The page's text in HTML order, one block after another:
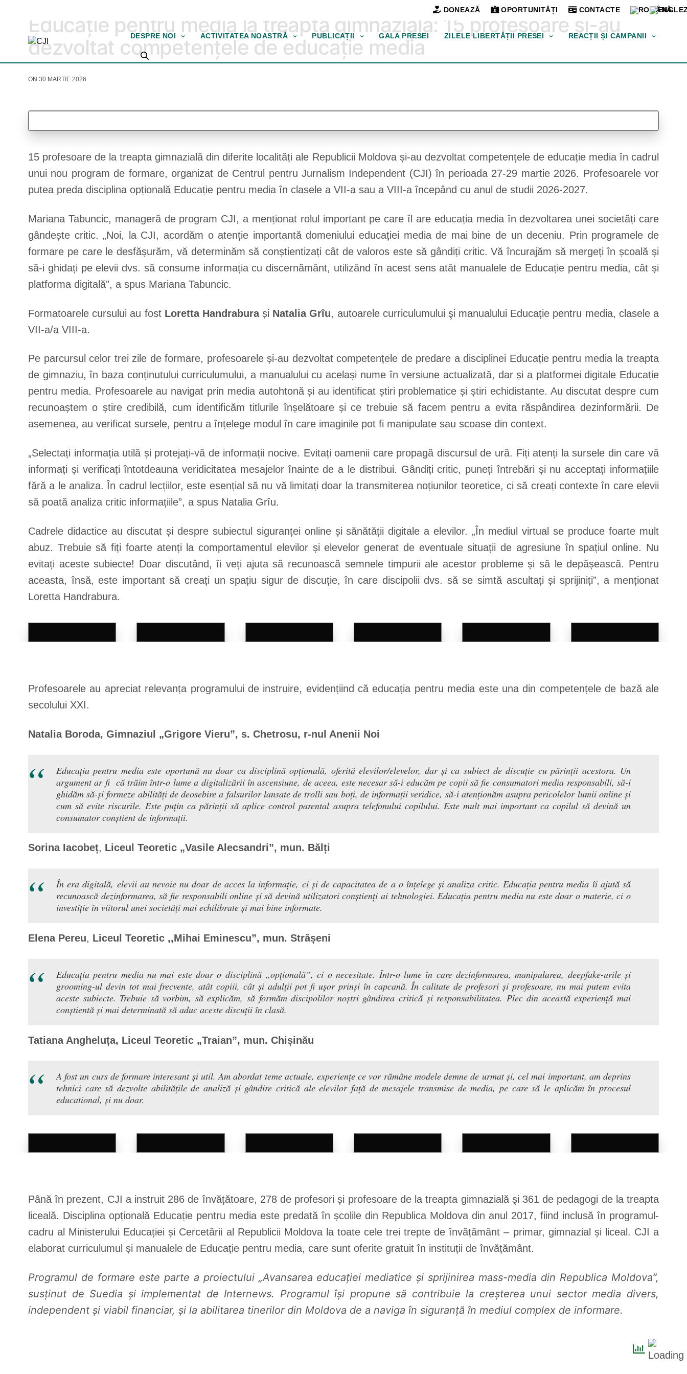
DONEAZĂ OPORTUNITĂȚI CONTACTE
DESPRE NOI ACTIVITATEA NOASTRĂ PUBLICAȚII GALA PRESEI ZILELE LIBERTĂȚII PRESEI REACȚII ȘI CAMPANII
Educație pentru media la treapta gimnazială: 15 profesoare și-au
dezvoltat competențele de educație media
ON 30 MARTIE 2026
15 profesoare de la treapta gimnazială din diferite localități ale Republicii Moldova și-au dezvoltat competențele de educație media în cadrul
unui nou program de formare, organizat de Centrul pentru Jurnalism Independent (CJI) în perioada 27-29 martie 2026. Profesoarele vor
putea preda disciplina opțională Educație pentru media în clasele a VII-a sau a VIII-a începând cu anul de studii 2026-2027.
Mariana Tabuncic, manageră de program CJI, a menționat rolul important pe care îl are educația media în dezvoltarea unei societăți care
gândește critic. „Noi, la CJI, acordăm o atenție importantă domeniului educației media de mai bine de un deceniu. Prin programele de
formare pe care le desfășurăm, vă determinăm să conștientizați cât de valoros este să gândiți critic. Vă încurajăm să mergeți în școală și
să-i ghidați pe elevii dvs. să consume informația cu discernământ, utilizând în acest sens atât manualele de Educație pentru media, cât și
platforma digitală”, a spus Mariana Tabuncic.
Formatoarele cursului au fost Loretta Handraburași Natalia Grîu, autoarele curriculumului şi manualului Educație pentru media, clasele a
VII-a/a VIII-a.
Pe parcursul celor trei zile de formare, profesoarele și-au dezvoltat competențele de predare a disciplinei Educație pentru media la treapta
de gimnaziu, în baza conținutului curriculumului, a manualului cu același nume în versiune actualizată, dar și a platformei digitale Educație
pentru media. Profesoarele au navigat prin media autohtonă și au identificat știri problematice și știri echidistante. Au discutat despre cum
recunoaștem o știre credibilă, cum identificăm titlurile înșelătoare și ce trebuie să facem pentru a evita răspândirea dezinformării. De
asemenea, au verificat sursele, pentru a înțelege modul în care imaginile pot fi manipulate sau scoase din context.
„Selectați informația utilă și protejați-vă de informații nocive. Evitați oamenii care propagă discursul de ură. Fiți atenți la sursele din care vă
informați și verificați întotdeauna veridicitatea mesajelor înainte de a le distribui. Gândiți critic, puneți întrebări și nu acceptați informațiile
fără a le analiza. În cadrul lecțiilor, este esențial să nu vă limitați doar la transmiterea noțiunilor teoretice, ci să creați contexte în care elevii
să poată analiza critic informațiile”, a spus Natalia Grîu.
Cadrele didactice au discutat și despre subiectul siguranței online și sănătății digitale a elevilor. „În mediul virtual se produce foarte mult
abuz. Trebuie să fiți foarte atenți la comportamentul elevilor și elevelor generat de eventuale situații de agresiune în spațiul online. Nu
evitați aceste subiecte! Doar discutând, îi veți ajuta să recunoască semnele timpurii ale acestor probleme și să le depășească. Pentru
aceasta, însă, este important să creați un spațiu sigur de discuție, în care discipolii dvs. să se simtă ascultați și sprijiniți”, a menționat
Loretta Handrabura.
Profesoarele au apreciat relevanța programului de instruire, evidențiind că educația pentru media este una din competențele de bază ale
secolului XXI.
Natalia Boroda,Gimnaziul „Grigore Vieru”, s. Chetrosu, r-nul Anenii Noi
Educația pentru media este oportună nu doar ca disciplină opțională, oferită elevilor/elevelor, dar și ca subiect de discuție cu părinții acestora. Un
argument ar fi că trăim într-o lume a digitalizării în ascensiune, de aceea, este necesar să-i educăm pe copii să fie consumatori media responsabili, să-i
ghidăm să-și formeze abilități de deosebire a falsurilor lansate de trolli sau boți, de informații veridice, să-i atenționăm asupra pericolelor lumii online și
cum să evite riscurile. Este puțin ca părinții să aplice control parental asupra telefonului copilului. Este mult mai important ca copilul să devină un
consumator conștient de informații.
Sorina Iacobeț, Liceul Teoretic „Vasile Alecsandri”, mun. Bălți
În era digitală, elevii au nevoie nu doar de acces la informație, ci și de capacitatea de a o înțelege și analiza critic. Educația pentru media îi ajută să
recunoască dezinformarea, să fie responsabili online și să devină utilizatori conștienți ai tehnologiei. Educația pentru media nu este doar o materie, ci o
investiție în viitorul unei societăți mai echilibrate și mai bine informate.
Elena Pereu, Liceul Teoretic ,,Mihai Eminescu”, mun. Strășeni
Educația pentru media nu mai este doar o disciplină „opțională”, ci o necesitate. Într-o lume în care dezinformarea, manipularea, deepfake-urile și
grooming-ul devin tot mai frecvente, atât copiii, cât și adulții pot fi ușor prinși în capcană. În calitate de profesori și profesoare, nu mai putem evita
aceste subiecte. Trebuie să vorbim, să explicăm, să formăm discipolilor noștri gândirea critică și responsabilitatea. Plec din această experiență mai
conștientă și mai determinată să aduc aceste discuții în clasă.
Tatiana Angheluța, Liceul Teoretic „Traian”, mun. Chișinău
A fost un curs de formare interesant și util. Am abordat teme actuale, experiențe ce vor rămâne modele demne de urmat și, cel mai important, am deprins
tehnici care să dezvolte abilitățile de analiză și gândire critică ale elevilor față de mesajele transmise de media, pe care să le aplicăm în procesul
educational, și nu doar.
Până în prezent, CJI a instruit 286 de învățătoare, 278 de profesori și profesoare de la treapta gimnazială şi 361 de pedagogi de la treapta
liceală. Disciplina opțională Educație pentru media este predată în școlile din Republica Moldova din anul 2017, fiind inclusă în programul-
cadru al Ministerului Educației și Cercetării al Republicii Moldova la toate cele trei trepte de învățământ – primar, gimnazial și liceal. CJI a
elaborat curriculumul și manualele de Educație pentru media, care sunt oferite gratuit în instituții de învățământ.
Programul de formare este parte a proiectului „Avansarea educației mediatice și sprijinirea mass-media din Republica Moldova”,
susținut de Suedia și implementat de Internews. Programul își propune să contribuie la creșterea unui sector media divers,
independent și viabil financiar, și la abilitarea tinerilor din Moldova de a naviga în siguranță în mediul complex de informare.